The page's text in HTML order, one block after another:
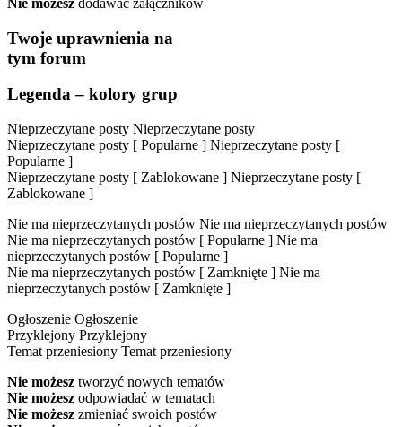
Twoje uprawnienia na
tym forum
Legenda – kolory grup
Nieprzeczytane posty Nieprzeczytane posty
Nieprzeczytane posty [ Popularne ] Nieprzeczytane posty [
Popularne ]
Nieprzeczytane posty [ Zablokowane ] Nieprzeczytane posty [
Zablokowane ]
Nie ma nieprzeczytanych postów Nie ma nieprzeczytanych postów
Nie ma nieprzeczytanych postów [ Popularne ] Nie ma
nieprzeczytanych postów [ Popularne ]
Nie ma nieprzeczytanych postów [ Zamknięte ] Nie ma
nieprzeczytanych postów [ Zamknięte ]
Ogłoszenie Ogłoszenie
Przyklejony Przyklejony
Temat przeniesiony Temat przeniesiony
Nie możesz tworzyć nowych tematów
Nie możesz odpowiadać w tematach
Nie możesz zmieniać swoich postów